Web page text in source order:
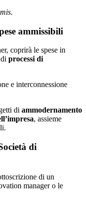
.
ammissibili
coprirà le spese in
processi di
e interconnessione
di ammodernamento
, assieme
di
di un
manager o le